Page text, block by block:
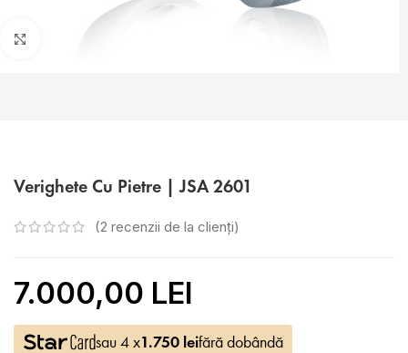
Verighete Cu Pietre | JSA 2601
(2 recenzii de la clienți)
7.000,00 LEI
sau 4 x1.750 leifără dobândă